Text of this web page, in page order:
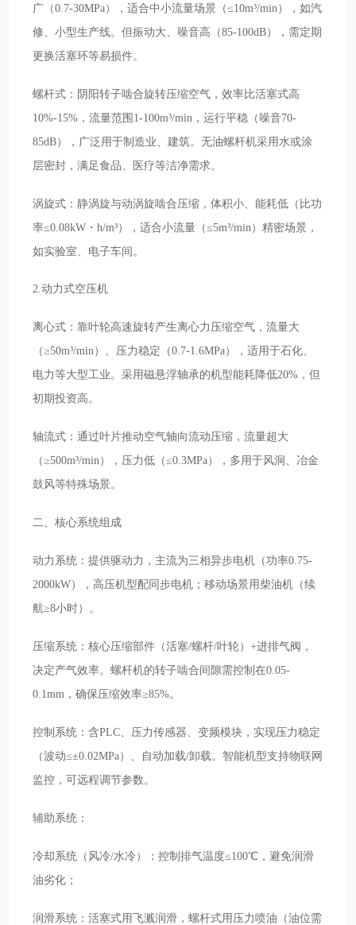
广（0.7-30MPa），适合中小流量场景（≤10m³/min），如汽
修、小型生产线。但振动大、噪音高（85-100dB），需定期
更换活塞环等易损件。
螺杆式：阴阳转子啮合旋转压缩空气，效率比活塞式高
10%-15%，流量范围1-100m³/min，运行平稳（噪音70-
85dB），广泛用于制造业、建筑。无油螺杆机采用水或涂
层密封，满足食品、医疗等洁净需求。
涡旋式：静涡旋与动涡旋啮合压缩，体积小、能耗低（比功
率≤0.08kW・h/m³），适合小流量（≤5m³/min）精密场景，
如实验室、电子车间。
2.动力式空压机
离心式：靠叶轮高速旋转产生离心力压缩空气，流量大
（≥50m³/min）、压力稳定（0.7-1.6MPa），适用于石化、
电力等大型工业。采用磁悬浮轴承的机型能耗降低20%，但
初期投资高。
轴流式：通过叶片推动空气轴向流动压缩，流量超大
（≥500m³/min），压力低（≤0.3MPa），多用于风洞、冶金
鼓风等特殊场景。
二、核心系统组成
动力系统：提供驱动力，主流为三相异步电机（功率0.75-
2000kW），高压机型配同步电机；移动场景用柴油机（续
航≥8小时）。
压缩系统：核心压缩部件（活塞/螺杆/叶轮）+进排气阀，
决定产气效率。螺杆机的转子啮合间隙需控制在0.05-
0.1mm，确保压缩效率≥85%。
控制系统：含PLC、压力传感器、变频模块，实现压力稳定
（波动≤±0.02MPa）、自动加载/卸载。智能机型支持物联网
监控，可远程调节参数。
辅助系统：
冷却系统（风冷/水冷）：控制排气温度≤100℃，避免润滑
油劣化；
润滑系统：活塞式用飞溅润滑，螺杆式用压力喷油（油位需